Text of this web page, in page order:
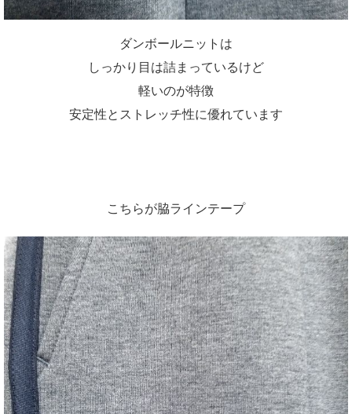
ダンボールニットは
しっかり目は詰まっているけど
軽いのが特徴
安定性とストレッチ性に優れています
こちらが脇ラインテープ